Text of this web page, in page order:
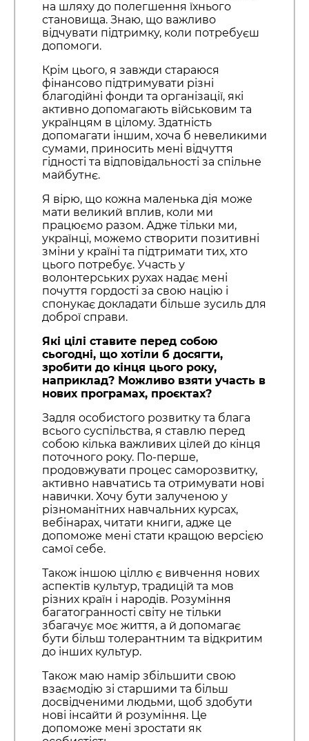
на шляху до полегшення їхнього
становища. Знаю, що важливо
відчувати підтримку, коли потребуєш
допомоги.
Крім цього, я завжди стараюся
фінансово підтримувати різні
благодійні фонди та організації, які
активно допомагають військовим та
українцям в цілому. Здатність
допомагати іншим, хоча б невеликими
сумами, приносить мені відчуття
гідності та відповідальності за спільне
майбутнє.
Я вірю, що кожна маленька дія може
мати великий вплив, коли ми
працюємо разом. Адже тільки ми,
українці, можемо створити позитивні
зміни у країні та підтримати тих, хто
цього потребує. Участь у
волонтерських рухах надає мені
почуття гордості за свою націю і
спонукає докладати більше зусиль для
доброї справи.
Які цілі ставите перед собою
сьогодні, що хотіли б досягти,
зробити до кінця цього року,
наприклад? Можливо взяти участь в
нових програмах, проєктах?
Задля особистого розвитку та блага
всього суспільства, я ставлю перед
собою кілька важливих цілей до кінця
поточного року. По-перше,
продовжувати процес саморозвитку,
активно навчатись та отримувати нові
навички. Хочу бути залученою у
різноманітних навчальних курсах,
вебінарах, читати книги, адже це
допоможе мені стати кращою версією
самої себе.
Також іншою ціллю є вивчення нових
аспектів культур, традицій та мов
різних країн і народів. Розуміння
багатогранності світу не тільки
збагачує моє життя, а й допомагає
бути більш толерантним та відкритим
до інших культур.
Також маю намір збільшити свою
взаємодію зі старшими та більш
досвідченими людьми, щоб здобути
нові інсайти й розуміння. Це
допоможе мені зростати як